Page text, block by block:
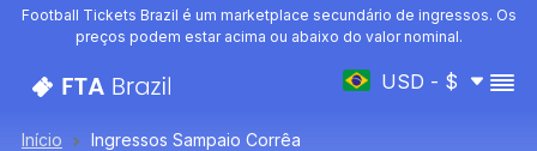
Football Tickets Brazil é um marketplace secundário de ingressos. Os
preços podem estar acima ou abaixo do valor nominal.
USD - $
Início Ingressos Sampaio Corrêa